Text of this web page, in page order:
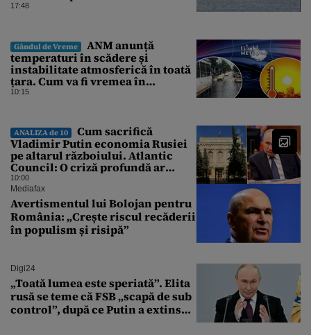
17:48
Gândul de Vreme
ANM anunță
temperaturi în scădere și
instabilitate atmosferică în toată
țara. Cum va fi vremea în
București și când vin vijeliile
10:15
ANALIZA de 10
Cum sacrifică
Vladimir Putin economia Rusiei
pe altarul războiului. Atlantic
Council: O criză profundă ar
putea forța Kremlinul să apeleze
la ultimele resurse ale Băncii
Centrale
10:00
Mediafax
Avertismentul lui Bolojan pentru
România: „Crește riscul recăderii
în populism și risipă”
Digi24
„Toată lumea este speriată”. Elita
rusă se teme că FSB „scapă de sub
control”, după ce Putin a extins